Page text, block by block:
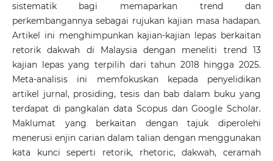
sistematik bagi memaparkan trend dan
perkembangannya sebagai rujukan kajian masa hadapan.
Artikel ini menghimpunkan kajian-kajian lepas berkaitan
retorik dakwah di Malaysia dengan meneliti trend 13
kajian lepas yang terpilih dari tahun 2018 hingga 2025.
Meta-analisis ini memfokuskan kepada penyelidikan
artikel jurnal, prosiding, tesis dan bab dalam buku yang
terdapat di pangkalan data Scopus dan Google Scholar.
Maklumat yang berkaitan dengan tajuk diperolehi
menerusi enjin carian dalam talian dengan menggunakan
kata kunci seperti retorik, rhetoric, dakwah, ceramah